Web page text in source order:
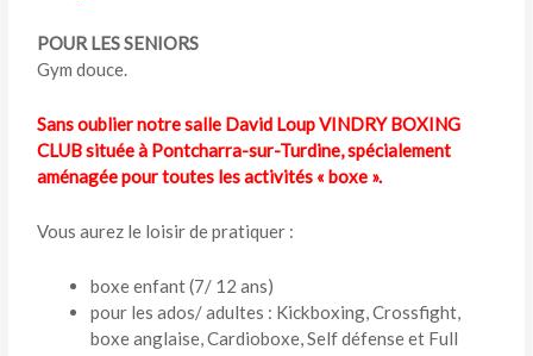
POUR LES SENIORS
Gym douce.
Sans oublier notre salle David Loup VINDRY BOXING
CLUB située à Pontcharra-sur-Turdine, spécialement
aménagée pour toutes les activités « boxe ».
Vous aurez le loisir de pratiquer :
boxe enfant (7/ 12 ans)
pour les ados/ adultes : Kickboxing, Crossfight,
boxe anglaise, Cardioboxe, Self défense et Full